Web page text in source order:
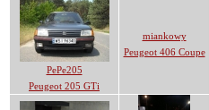
PePe205
Peugeot 205 GTi
miankowy
Peugeot 406 Coupe